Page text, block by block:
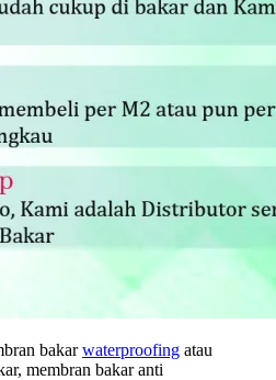
bakarwaterproofing atau
membran bakar anti